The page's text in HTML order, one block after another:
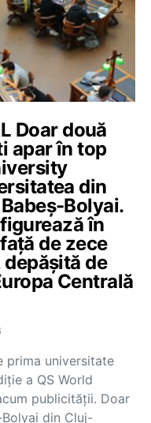
Doar două
apar în top
din
Bolyai.
în
de zece
de
Centrală
prima universitate
a QS World
publicității. Doar
din Cluj-